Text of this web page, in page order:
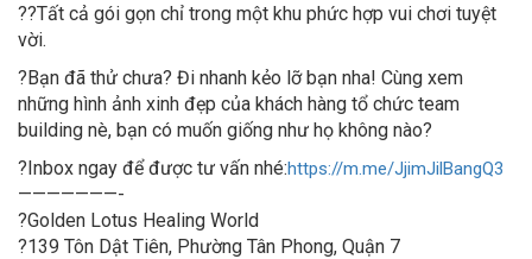
??Tất cả gói gọn chỉ trong một khu phức hợp vui chơi tuyệt
vời.
?Bạn đã thử chưa? Đi nhanh kẻo lỡ bạn nha! Cùng xem
những hình ảnh xinh đẹp của khách hàng tổ chức team
building nè, bạn có muốn giống như họ không nào?
?Inbox ngay để được tư vấn nhé:https://m.me/JjimJilBangQ3
———————-
?Golden Lotus Healing World
?139 Tôn Dật Tiên, Phường Tân Phong, Quận 7